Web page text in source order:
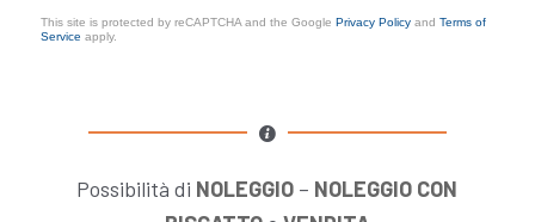
This site is protected by reCAPTCHA and the Google Privacy Policyand Terms of
Service apply.
Possibilità di NOLEGGIO – NOLEGGIO CON